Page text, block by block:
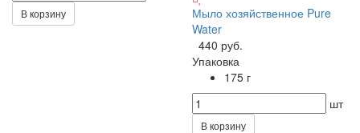
В корзину
Мыло хозяйственное Pure
Water
440 руб.
Упаковка
175 г
шт
В корзину